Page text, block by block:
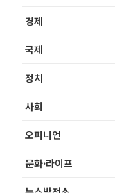
경제
국제
정치
사회
오피니언
문화·라이프